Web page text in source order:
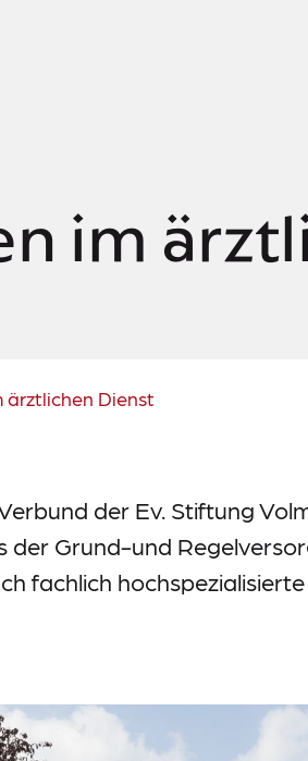
im
ärztlichen Dienst
der Ev. Stiftung
der Grund-und
fachlich